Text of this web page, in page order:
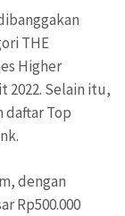
THE
Higher
2022. Selain itu,
Top
dengan
Rp500.000